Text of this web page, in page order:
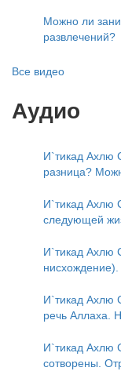
Можно ли
развлечений?
Все видео
Аудио
И`тикад Ахлю
разница?
И`тикад Ахлю
следующей
Саида ад-
И`тикад Ахлю
физическим
И`тикад Ахлю
речь Аллаха.
И`тикад Ахлю
сотворены.